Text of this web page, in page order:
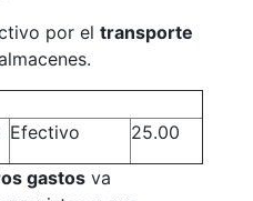
por el transporte
Efectivo 25.00
gastos va